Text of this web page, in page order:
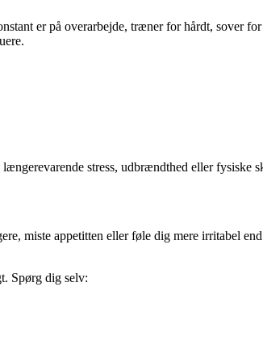
er på overarbejde, træner for hårdt, sover
stress, udbrændthed eller fysiske
miste appetitten eller føle dig mere irritabel
Spørg dig selv: